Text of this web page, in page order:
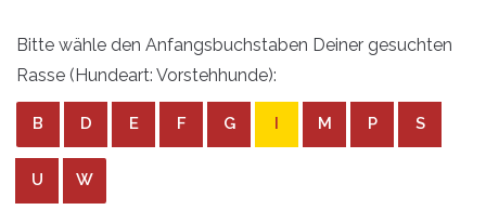
Bitte wähle den Anfangsbuchstaben Deiner gesuchten
Rasse (Hundeart: Vorstehhunde):
B D E F G I M P S
U W